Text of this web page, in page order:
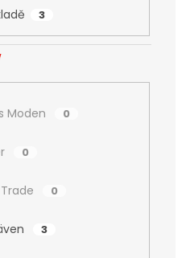
3
Moden 0
0
Trade 0
3